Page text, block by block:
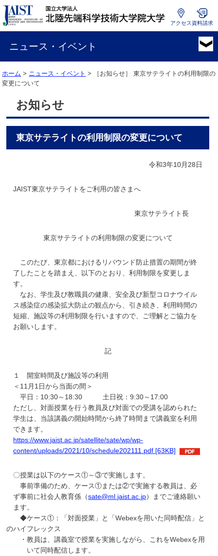
国
学
法
人
先
端
学
アクセス 資料請求
ニュース・イベント
ホーム > ニュース・イベント > ［お知らせ］東京サテライトの利用制限の
変更について
お知らせ
東京サテライトの利用制限の変更について
令和3年10月28日
JAIST東京サテライトをご利用の皆さまへ
東京サテライト長
東京サテライトの利用制限の変更について
このたび、東京都におけるリバウンド防止措置の期間が終
了したことを踏まえ、以下のとおり、利用制限を変更しま
す。
なお、学生及び教職員の健康、安全及び新型コロナウイル
ス感染症の感染拡大防止の観点から、引き続き、利用時間の
短縮、施設等の利用制限を行いますので、ご理解とご協力を
お願いします。
記
１ 開室時間及び施設等の利用
＜11月1日から当面の間＞
平日：10:30～18:30 土日祝：9:30～17:00
ただし、対面授業を行う教員及び対面での受講を認められた
学生は、当該講義の開始時間から終了時間まで講義室を利用
できます。
https://www.jaist.ac.jp/satellite/sate/wp/wp-
content/uploads/2021/10/schedule202111.pdf [63KB]
〇授業は以下のケース①～③で実施します。
事前準備のため、ケース①または②で実施する教員は、必
ず事前に社会人教育係（sate@ml.jaist.ac.jp）までご連絡願い
ます。
◆ケース①：「対面授業」と「Webexを用いた同時配信」と
のハイフレックス
・教員は、講義室で授業を実施しながら、これをWebexを用
いて同時配信します。